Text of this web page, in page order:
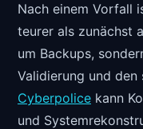
Nach einem Vorfall
teurer als zunächst
um Backups,
Validierung und den
Cyberpolice kann
und